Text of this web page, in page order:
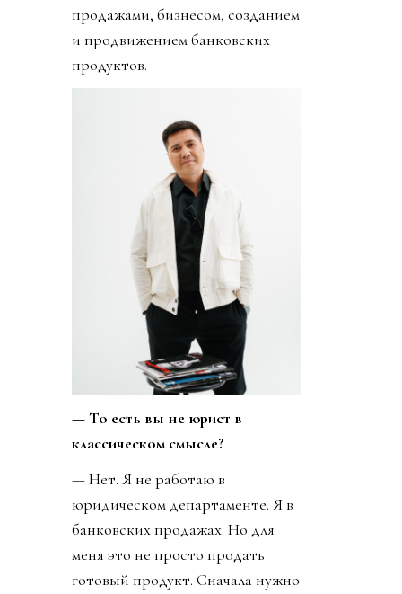
продажами, бизнесом, созданием
и продвижением банковских
продуктов.
— То есть вы не юрист в
классическом смысле?
— Нет. Я не работаю в
юридическом департаменте. Я в
банковских продажах. Но для
меня это не просто продать
готовый продукт. Сначала нужно